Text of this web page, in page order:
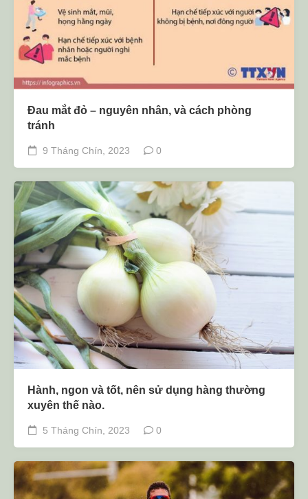
Đau mắt đỏ – nguyên nhân, và cách phòng
tránh
9 Tháng Chín, 2023 0
Hành, ngon và tốt, nên sử dụng hàng thường
xuyên thế nào.
5 Tháng Chín, 2023 0